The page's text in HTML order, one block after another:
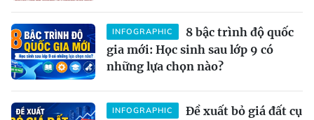
INFOGRAPHIC
8 bậc trình độ quốc
gia mới: Học sinh sau lớp 9 có
những lựa chọn nào?
INFOGRAPHIC
Đề xuất bỏ giá đất cụ